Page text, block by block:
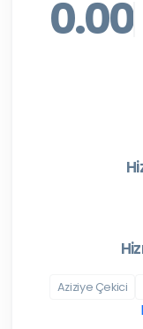
0.00
Aziziye Çekici